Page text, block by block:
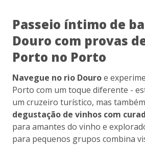
Passeio íntimo de
Douro com provas
Porto no Porto
Navegue no rio Douroe
Porto com um toque diferente -
um cruzeiro turístico, mas
degustação de vinhos com
para amantes do vinho e
para pequenos grupos combina